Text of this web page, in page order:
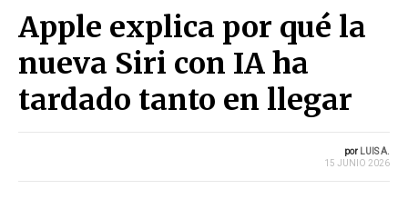
Apple explica por qué la
nueva Siri con IA ha
tardado tanto en llegar
por LUIS A.
15 JUNIO 2026